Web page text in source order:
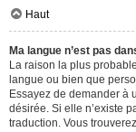
Haut
Ma langue n’est pas
La raison la plus
langue ou bien que
Essayez de demander à
désirée. Si elle n’existe
traduction. Vous